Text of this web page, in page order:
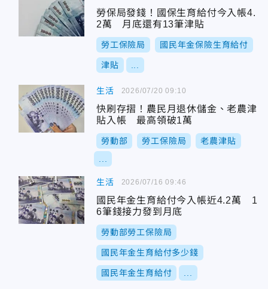
勞保局發錢！國保生育給付今入帳4.
2萬 月底還有13筆津貼
勞工保險局 國民年金保險生育給付
津貼
生活
快刷存摺！農民月退休儲金、老農津
貼入帳 最高領破1萬
勞動部 勞工保險局 老農津貼
2026/07/20 09:10
生活
國民年金生育給付今入帳近4.2萬 1
6筆錢接力發到月底
勞動部勞工保險局
國民年金生育給付多少錢
國民年金生育給付
2026/07/16 09:46